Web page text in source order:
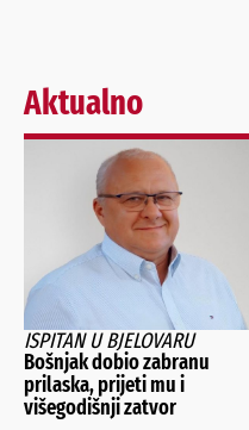
Aktualno
ISPITAN U BJELOVARU
Bošnjak dobio zabranu
prilaska, prijeti mu i
višegodišnji zatvor